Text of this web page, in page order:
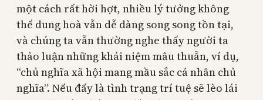
một cách rất hời hợt, nhiều lý tưởng không
thể dung hoà vẫn dễ dàng song song tồn tại,
và chúng ta vẫn thường nghe thấy người ta
thảo luận những khái niệm mâu thuẫn, ví dụ,
“chủ nghĩa xã hội mang mầu sắc cá nhân chủ
nghĩa”. Nếu đấy là tình trạng trí tuệ sẽ lèo lái